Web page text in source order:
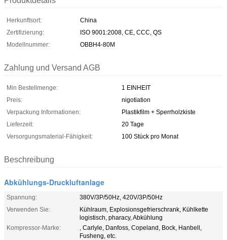
Herkunftsort:
China
Zertifizierung:
ISO 9001:2008, CE, CCC, QS
Modellnummer:
OBBH4-80M
Zahlung und Versand AGB
Min Bestellmenge:
1 EINHEIT
Preis:
nigotiation
Verpackung Informationen:
Plastikfilm + Sperrholzkiste
Lieferzeit:
20 Tage
Versorgungsmaterial-Fähigkeit:
100 Stück pro Monat
Beschreibung
Abkühlungs-Druckluftanlage
Spannung:
380V/3P/50Hz, 420V/3P/50Hz
Verwenden Sie:
Kühlraum, Explosionsgefrierschrank, Kühlkette
logistisch, pharacy, Abkühlung
Kompressor-Marke:
, Carlyle, Danfoss, Copeland, Bock, Hanbell,
Fusheng, etc.